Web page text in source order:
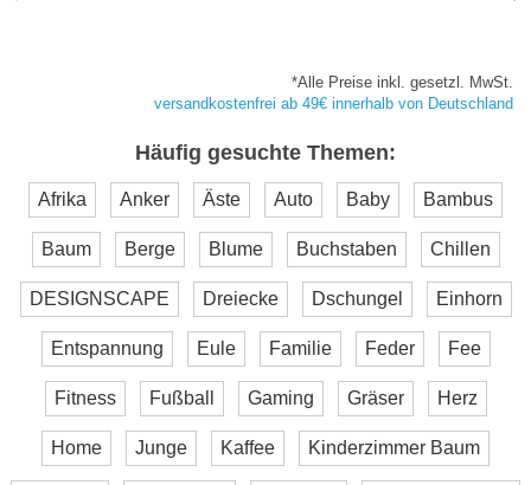
*Alle Preise inkl. gesetzl. MwSt.
versandkostenfrei ab 49€ innerhalb von Deutschland
Häufig gesuchte Themen:
Afrika Anker Äste Auto Baby Bambus
Baum Berge Blume Buchstaben Chillen
DESIGNSCAPE Dreiecke Dschungel Einhorn
Entspannung Eule Familie Feder Fee
Fitness Fußball Gaming Gräser Herz
Home Junge Kaffee Kinderzimmer Baum